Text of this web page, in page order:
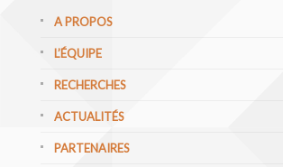
A PROPOS
L’ÉQUIPE
RECHERCHES
ACTUALITÉS
PARTENAIRES